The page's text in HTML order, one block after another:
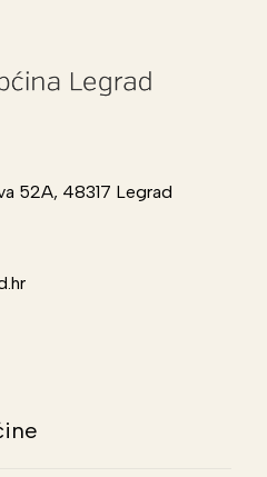
52A, 48317 Legrad